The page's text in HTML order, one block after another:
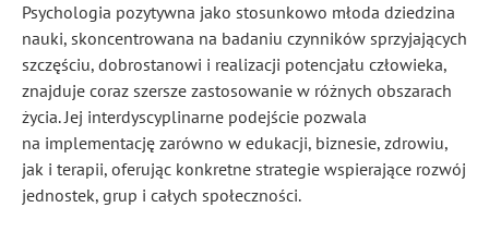
Psychologia pozytywna jako stosunkowo młoda dziedzina
nauki, skoncentrowana na badaniu czynników sprzyjających
szczęściu, dobrostanowi i realizacji potencjału człowieka,
znajduje coraz szersze zastosowanie w różnych obszarach
życia. Jej interdyscyplinarne podejście pozwala
na implementację zarówno w edukacji, biznesie, zdrowiu,
jak i terapii, oferując konkretne strategie wspierające rozwój
jednostek, grup i całych społeczności.